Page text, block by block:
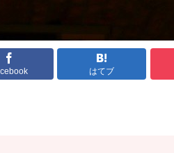
はてブ